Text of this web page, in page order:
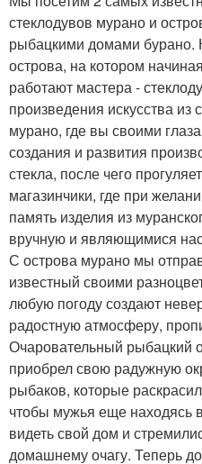
стеклодувов мурано и
рыбацкими домами бурано.
острова, на котором
работают мастера -
произведения искусства
мурано, где вы своими
создания и развития
стекла, после чего
магазинчики, где при
память изделия из
вручную и являющимися
С острова мурано мы
известный своими
любую погоду создают
радостную атмосферу,
Очаровательный рыбацкий
приобрел свою радужную
рыбаков, которые
чтобы мужья еще находясь
видеть свой дом и
домашнему очагу. Теперь